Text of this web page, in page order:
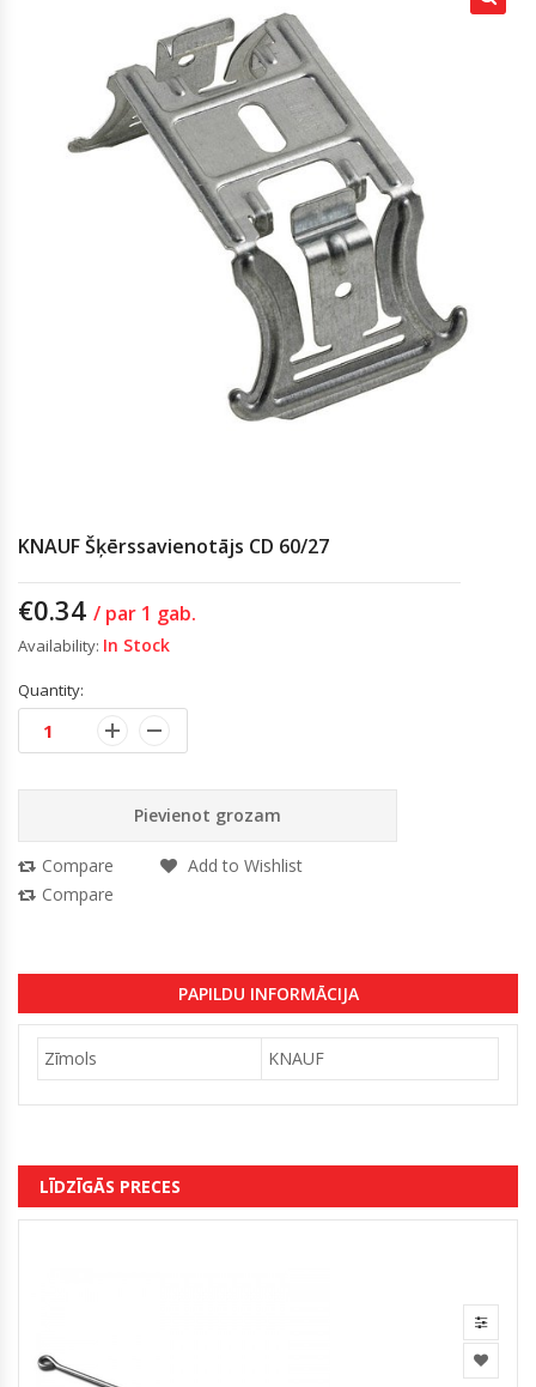
KNAUF Šķērssavienotājs CD 60/27
€0.34 / par 1 gab.
Availability: In Stock
Quantity:
Pievienot grozam
Compare
Add to Wishlist
Compare
PAPILDU INFORMĀCIJA
Zīmols KNAUF
LĪDZĪGĀS PRECES